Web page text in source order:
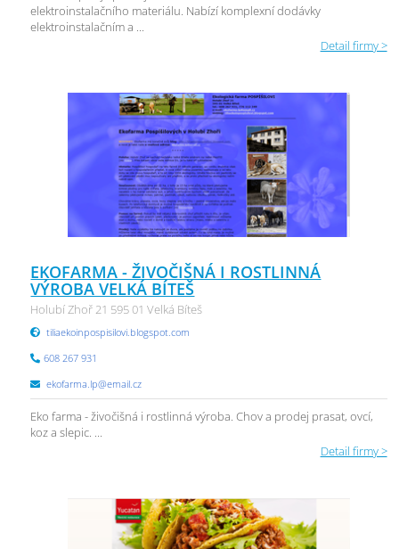
elektroinstalačního materiálu. Nabízí komplexní dodávky
elektroinstalačním a ...
Detail firmy >
EKOFARMA - ŽIVOČIŠNÁ I ROSTLINNÁ
VÝROBA VELKÁ BÍTEŠ
Holubí Zhoř 21 595 01 Velká Bíteš
tiliaekoinpospisilovi.blogspot.com
608 267 931
ekofarma.lp@email.cz
Eko farma - živočišná i rostlinná výroba. Chov a prodej prasat, ovcí,
koz a slepic. ...
Detail firmy >